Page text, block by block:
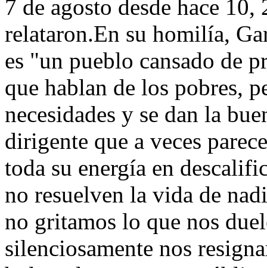
7 de agosto desde hace
relataron.En su homilía,
es "un pueblo cansado de
que hablan de los pobres,
necesidades y se dan la
dirigente que a veces
toda su energía en
no resuelven la vida de
no gritamos lo que nos
silenciosamente nos